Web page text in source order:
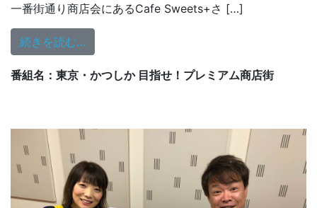
一番街通り商店会にあるCafe Sweets+さ […]
続きを読む…
番組名：東京・かつしか 目指せ！プレミアム商店街